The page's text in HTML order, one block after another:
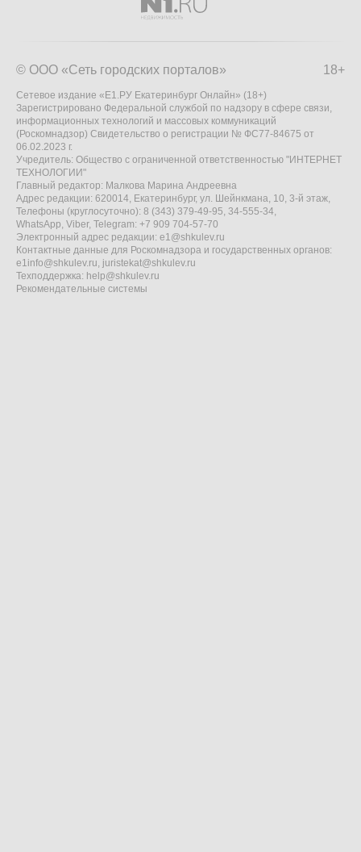
18+
© ООО «Сеть городских порталов»
Сетевое издание «Е1.РУ Екатеринбург Онлайн» (18+)
Зарегистрировано Федеральной службой по надзору в сфере связи,
информационных технологий и массовых коммуникаций
(Роскомнадзор) Свидетельство о регистрации № ФС77-84675 от
06.02.2023 г.
Учредитель: Общество с ограниченной ответственностью "ИНТЕРНЕТ
ТЕХНОЛОГИИ"
Главный редактор: Малкова Марина Андреевна
Адрес редакции: 620014, Екатеринбург, ул. Шейнкмана, 10, 3-й этаж,
Телефоны (круглосуточно): 8 (343) 379-49-95, 34-555-34,
WhatsApp, Viber, Telegram: +7 909 704-57-70
Электронный адрес редакции: e1@shkulev.ru
Контактные данные для Роскомнадзора и государственных органов:
e1info@shkulev.ru, juristekat@shkulev.ru
Техподдержка: help@shkulev.ru
Рекомендательные системы